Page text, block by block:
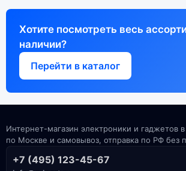
Хотите посмотреть весь
наличии?
Перейти в каталог
Интернет-магазин электроники и гаджетов
по Москве и самовывоз, отправка по РФ без
+7 (495) 123-45-67